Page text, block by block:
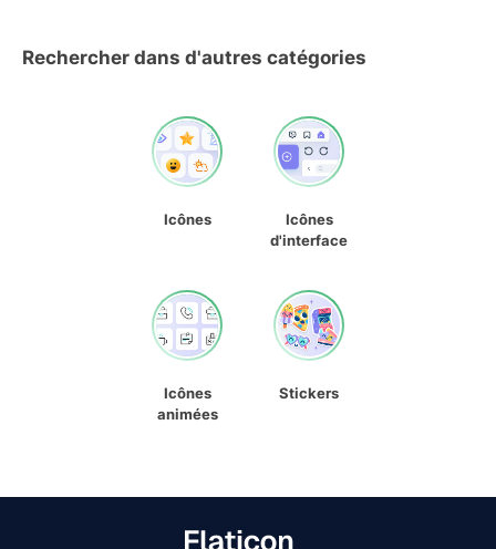
Rechercher dans d'autres catégories
Icônes
Icônes
d'interface
Icônes
animées
Stickers